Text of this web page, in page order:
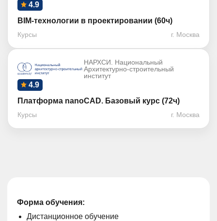
4.9
BIM-технологии в проектировании (60ч)
Курсы г. Москва
НАРХСИ. Национальный
Архитектурно-строительный
институт
4.9
Платформа nanoCAD. Базовый курс (72ч)
Курсы г. Москва
Форма обучения:
Дистанционное обучение